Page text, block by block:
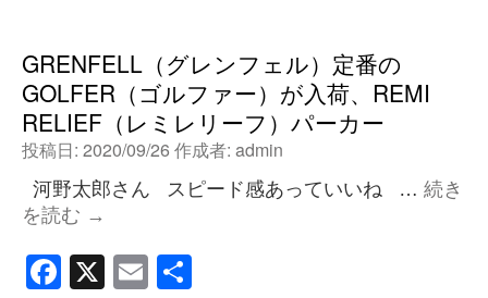
GRENFELL（グレンフェル）定番の
GOLFER（ゴルファー）が入荷、REMI
RELIEF（レミレリーフ）パーカー
投稿日: 2020/09/26 作成者: admin
河野太郎さん スピード感あっていいね … 続き
を読む →
Facebook
X Email